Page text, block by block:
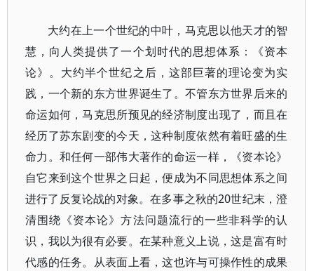
大约在上一个世纪的中叶，马克思以他天才的智
慧，向人类提供了一个划时代的思想体系：《资本
论》。大约半个世纪之后，这部巨著的理论变为实
践，一个新的东方世界诞生了。不管东方世界后来的
命运如何，马克思所预见的经济制度出现了，而且在
经历了苏东剧变的今天，这种制度依然有着旺盛的生
命力。和任何一部伟大著作的命运一样，《资本论》
自它来到这个世界之日起，便成为不同思想体系之间
进行了反复论战的对象。在多事之秋的20世纪末，澄
清围绕《资本论》方法问题流行的一些非科学的认
识，我以为很有必要。在某种意义上说，这是富有时
代感的任务。从表面上看，这也许与可操作性的成果